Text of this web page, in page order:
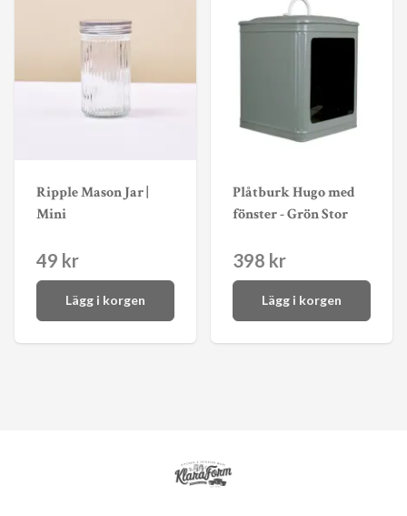
Ripple Mason Jar |
Mini
49 kr
Lägg i korgen
Plåtburk Hugo med
fönster - Grön Stor
398 kr
Lägg i korgen